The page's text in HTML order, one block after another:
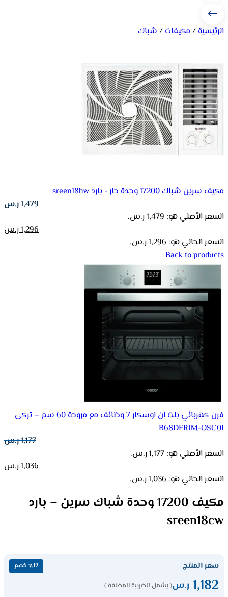
الرئيسية/مكيفات/شباك
مكيف سرين شباك 17200 وحدة حار - بارد sreen18hw
1,479ر.س
السعر الأصلي هو: 1,479 ر.س.
1,296ر.س
السعر الحالي هو: 1,296 ر.س.
Back to products
فرن كهربائي بلت ان اوسكار 7 وظائف مع مروحة 60 سم – تركى
B68DERIM-OSC01
1,177ر.س
السعر الأصلي هو: 1,177 ر.س.
1,036ر.س
السعر الحالي هو: 1,036 ر.س.
مكيف 17200 وحدة شباك سرين – بارد
sreen18cw
سعر المنتج ٪12 خصم
1,182 ر.س( يشمل الضريبة المضافة )